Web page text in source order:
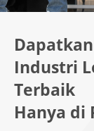
Industri
Terbaik
Hanya di